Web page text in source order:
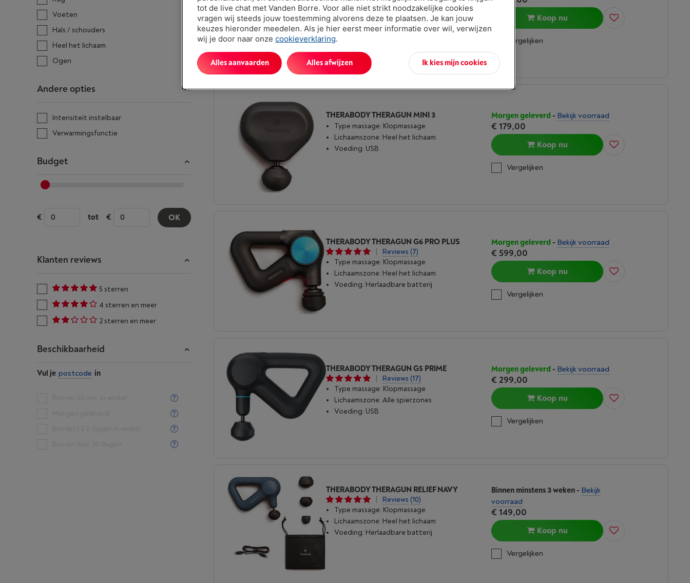
Voeten
Hals / schouders
Heel het lichaam
Ogen
Andere opties
Intensiteit instelbaar
Verwarmingsfunctie
Budget
tot OK
Klanten reviews
5 sterren
4 sterren en meer
2 sterren en meer
Beschikbaarheid
Vul je postcode in
Type massage: Klopmassage
Lichaamszone: Heel het lichaam
Voeding: Herlaadbare batterij
Koop nu
Vergelijken
THERABODY THERAGUN MINI 3
Type massage: Klopmassage
Lichaamszone: Heel het lichaam
Voeding: USB
Morgen geleverd - Bekijk voorraad
€ 179,00
Koop nu
Vergelijken
THERABODY THERAGUN G6 PRO PLUS
Reviews (7)
Type massage: Klopmassage
Lichaamszone: Heel het lichaam
Voeding: Herlaadbare batterij
Morgen geleverd - Bekijk voorraad
€ 599,00
Koop nu
Vergelijken
THERABODY THERAGUN G5 PRIME
|
Reviews (17)
Type massage: Klopmassage
Lichaamszone: Alle spierzones
Voeding: USB
Morgen geleverd - Bekijk voorraad
€ 299,00
Koop nu
Vergelijken
THERABODY THERAGUN RELIEF NAVY
|
Reviews (10)
Type massage: Klopmassage
Lichaamszone: Heel het lichaam
Voeding: Herlaadbare batterij
Binnen minstens 3 weken- Bekijk
voorraad
€ 149,00
Koop nu
Vergelijken
tot de live chat met Vanden Borre. Voor alle niet strikt noodzakelijke cookies
vragen wij steeds jouw toestemming alvorens deze te plaatsen. Je kan jouw
keuzes hieronder meedelen. Als je hier eerst meer informatie over wil, verwijzen
wij je door naar onze cookieverklaring.
Ik kies mijn cookies
Alles afwijzen
Alles aanvaarden